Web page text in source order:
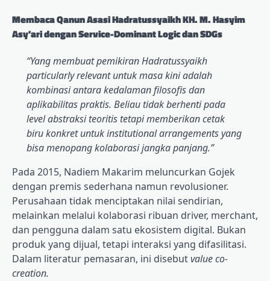
Membaca Qanun Asasi Hadratussyaikh KH. M. Hasyim
Asy’ari dengan Service-Dominant Logic dan SDGs
“Yang membuat pemikiran Hadratussyaikh
particularly relevant untuk masa kini adalah
kombinasi antara kedalaman filosofis dan
aplikabilitas praktis. Beliau tidak berhenti pada
level abstraksi teoritis tetapi memberikan cetak
biru konkret untuk institutional arrangements yang
bisa menopang kolaborasi jangka panjang.”
Pada 2015, Nadiem Makarim meluncurkan Gojek
dengan premis sederhana namun revolusioner.
Perusahaan tidak menciptakan nilai sendirian,
melainkan melalui kolaborasi ribuan driver, merchant,
dan pengguna dalam satu ekosistem digital. Bukan
produk yang dijual, tetapi interaksi yang difasilitasi.
Dalam literatur pemasaran, ini disebutvalue co-
creation.